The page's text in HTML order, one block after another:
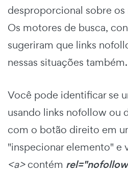
desproporcional sobre os
Os motores de busca,
sugeriram que links
nessas situações também.
Você pode identificar se
usando links nofollow ou
com o botão direito em
"inspecionar elemento" e
<a>contém